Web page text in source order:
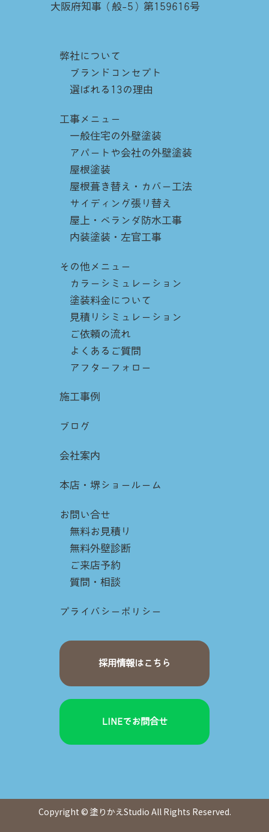
大阪府知事（般-5）第159616号
弊社について
ブランドコンセプト
選ばれる13の理由
工事メニュー
一般住宅の外壁塗装
アパートや会社の外壁塗装
屋根塗装
屋根葺き替え・カバー工法
サイディング張り替え
屋上・ベランダ防水工事
内装塗装・左官工事
その他メニュー
カラーシミュレーション
塗装料金について
見積りシミュレーション
ご依頼の流れ
よくあるご質問
アフターフォロー
施工事例
ブログ
会社案内
本店・堺ショールーム
お問い合せ
無料お見積り
無料外壁診断
ご来店予約
質問・相談
プライバシーポリシー
採用情報はこちら
LINEでお問合せ
Copyright © 塗りかえStudio All Rights Reserved.